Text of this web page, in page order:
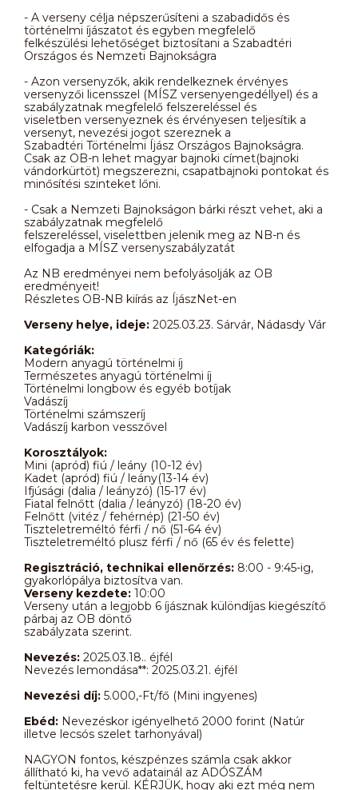
- A verseny célja népszerűsíteni a szabadidős és
történelmi íjászatot és egyben megfelelő
felkészülési lehetőséget biztosítani a Szabadtéri
Országos és Nemzeti Bajnokságra
- Azon versenyzők, akik rendelkeznek érvényes
versenyzői licensszel (MÍSZ versenyengedéllyel) és a
szabályzatnak megfelelő felszereléssel és
viseletben versenyeznek és érvényesen teljesítik a
versenyt, nevezési jogot szereznek a
Szabadtéri Történelmi Íjász Országos Bajnokságra.
Csak az OB-n lehet magyar bajnoki címet(bajnoki
vándorkürtöt) megszerezni, csapatbajnoki pontokat és
minősítési szinteket lőni.
- Csak a Nemzeti Bajnokságon bárki részt vehet, aki a
szabályzatnak megfelelő
felszereléssel, viselettben jelenik meg az NB-n és
elfogadja a MÍSZ versenyszabályzatát
Az NB eredményei nem befolyásolják az OB
eredményeit!
Részletes OB-NB kiírás az ÍjászNet-en
Verseny helye, ideje: 2025.03.23. Sárvár, Nádasdy Vár
Kategóriák:
Modern anyagú történelmi íj
Természetes anyagú történelmi íj
Történelmi longbow és egyéb botíjak
Vadászíj
Történelmi számszeríj
Vadászíj karbon vesszővel
Korosztályok:
Mini (apród) fiú / leány (10-12 év)
Kadet (apród) fiú / leány(13-14 év)
Ifjúsági (dalia / leányzó) (15-17 év)
Fiatal felnőtt (dalia / leányzó) (18-20 év)
Felnőtt (vitéz / fehérnép) (21-50 év)
Tiszteletreméltó férfi / nő (51-64 év)
Tiszteletreméltó plusz férfi / nő (65 év és felette)
Regisztráció, technikai ellenőrzés: 8:00 - 9:45-ig,
gyakorlópálya biztosítva van.
Verseny kezdete: 10:00
Verseny után a legjobb 6 íjásznak különdíjas kiegészítő
párbaj az OB döntő
szabályzata szerint.
Nevezés: 2025.03.18.. éjfél
Nevezés lemondása**: 2025.03.21. éjfél
Nevezési díj: 5.000,-Ft/fő (Mini ingyenes)
Ebéd: Nevezéskor igényelhető 2000 forint (Natúr
illetve lecsós szelet tarhonyával)
NAGYON fontos, készpénzes számla csak akkor
állítható ki, ha vevő adatainál az ADÓSZÁM
feltüntetésre kerül. KÉRJÜK, hogy aki ezt még nem